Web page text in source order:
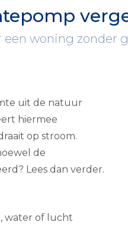
een woning zonder
uit de natuur
hiermee
op stroom.
de
Lees dan verder.
water of lucht